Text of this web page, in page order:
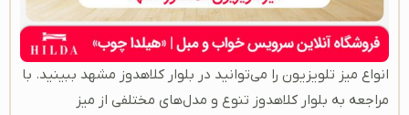
انواع میز تلویزیون را می‌توانید در بلوار کلاهدوز مشهد ببینید. با
مراجعه به بلوار کلاهدوز تنوع و مدل‌های مختلفی از میز